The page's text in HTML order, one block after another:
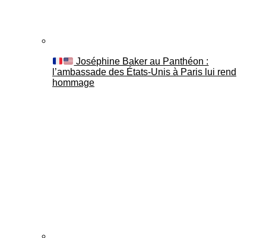
Joséphine Baker au Panthéon :
l’ambassade des États-Unis à Paris lui rend
hommage